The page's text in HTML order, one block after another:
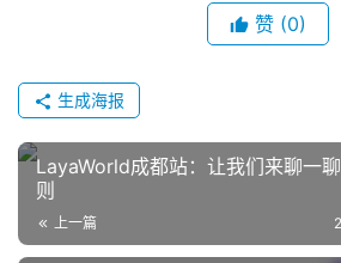
会
上
海
站
赞 (0)
生成海报
LayaWorld成都站：让我们来聊一
则
上一篇